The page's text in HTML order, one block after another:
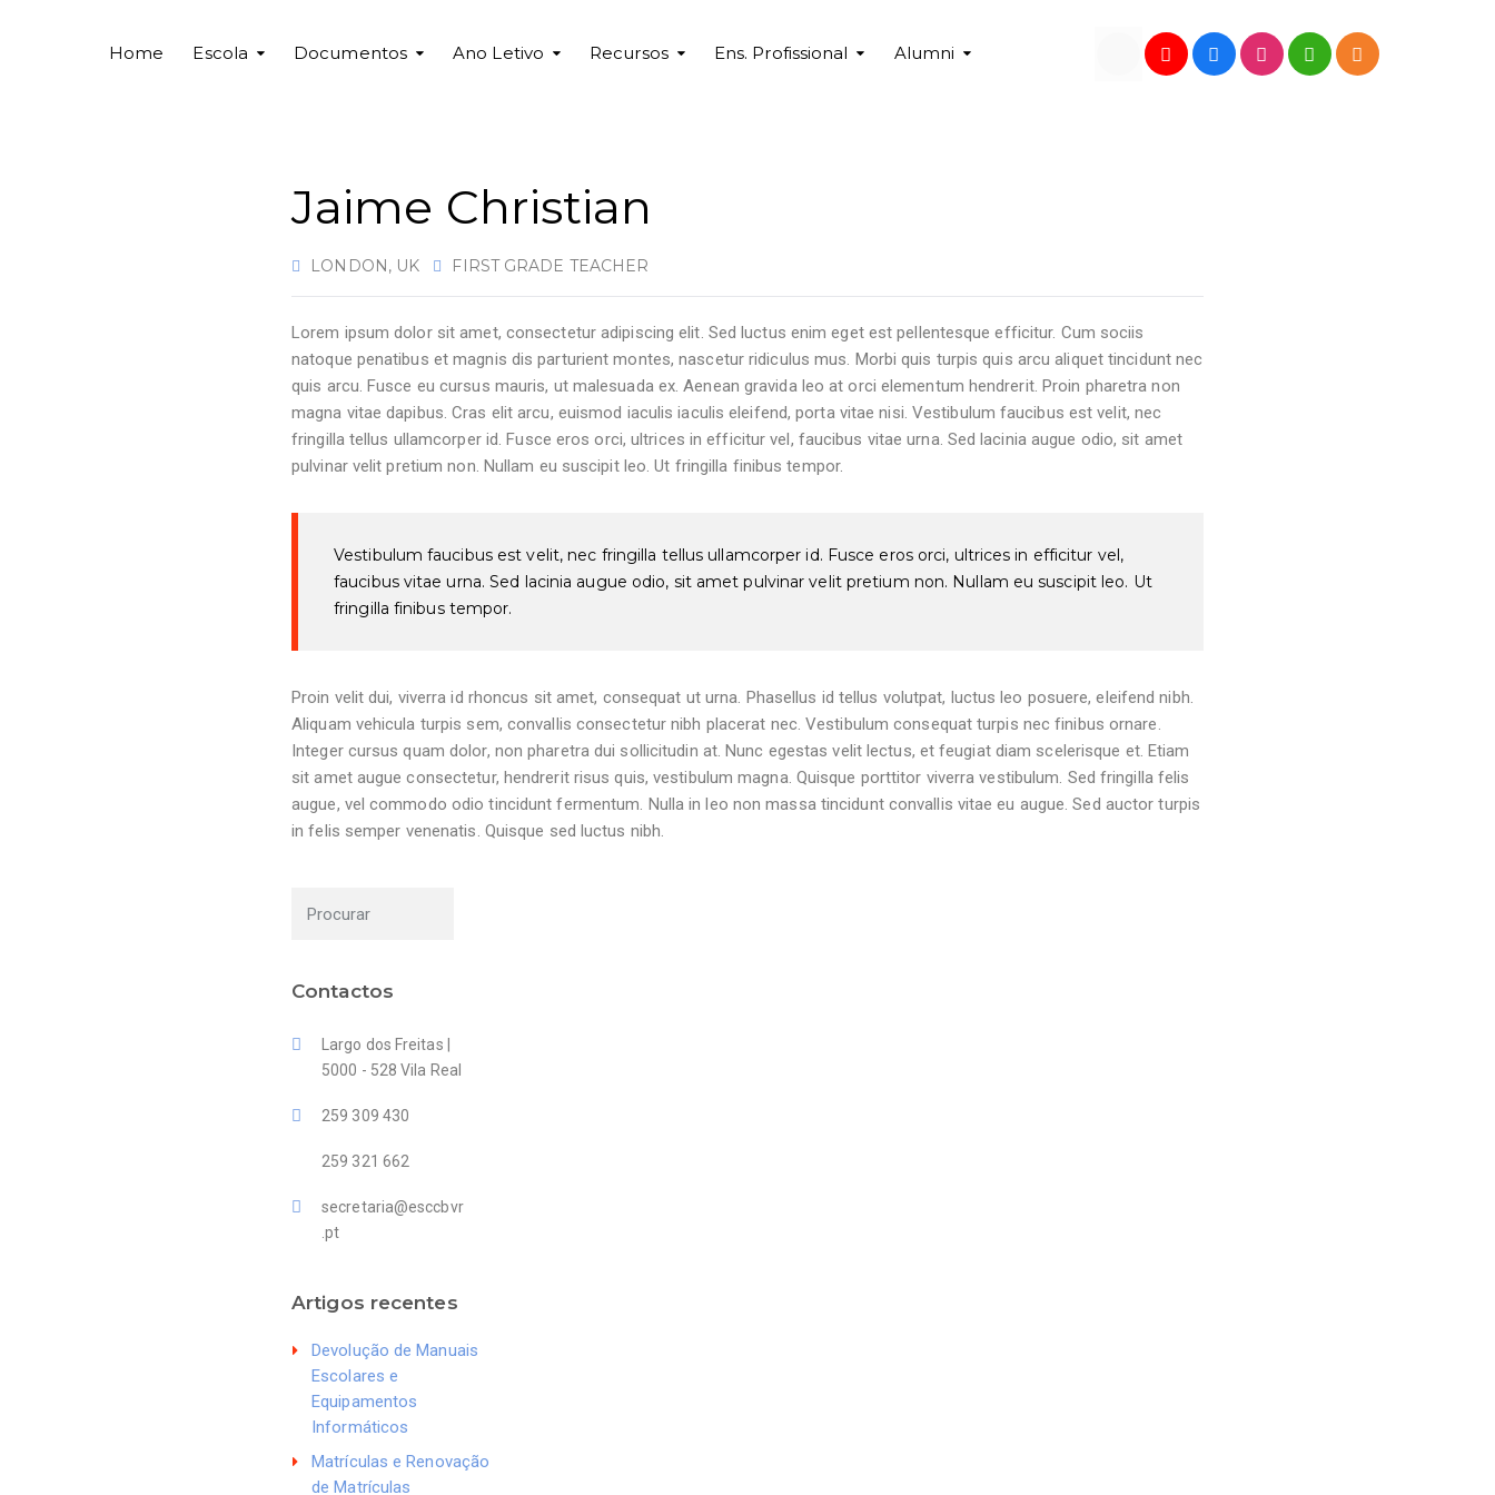
Home Escola Documentos Ano Letivo Recursos Ens. Profissional Alumni
Jaime Christian
LONDON, UK FIRST GRADE TEACHER
Lorem ipsum dolor sit amet, consectetur adipiscing elit. Sed luctus enim eget est pellentesque efficitur. Cum sociis
natoque penatibus et magnis dis parturient montes, nascetur ridiculus mus. Morbi quis turpis quis arcu aliquet tincidunt nec
quis arcu. Fusce eu cursus mauris, ut malesuada ex. Aenean gravida leo at orci elementum hendrerit. Proin pharetra non
magna vitae dapibus. Cras elit arcu, euismod iaculis iaculis eleifend, porta vitae nisi. Vestibulum faucibus est velit, nec
fringilla tellus ullamcorper id. Fusce eros orci, ultrices in efficitur vel, faucibus vitae urna. Sed lacinia augue odio, sit amet
pulvinar velit pretium non. Nullam eu suscipit leo. Ut fringilla finibus tempor.
Vestibulum faucibus est velit, nec fringilla tellus ullamcorper id. Fusce eros orci, ultrices in efficitur vel,
faucibus vitae urna. Sed lacinia augue odio, sit amet pulvinar velit pretium non. Nullam eu suscipit leo. Ut
fringilla finibus tempor.
Proin velit dui, viverra id rhoncus sit amet, consequat ut urna. Phasellus id tellus volutpat, luctus leo posuere, eleifend nibh.
Aliquam vehicula turpis sem, convallis consectetur nibh placerat nec. Vestibulum consequat turpis nec finibus ornare.
Integer cursus quam dolor, non pharetra dui sollicitudin at. Nunc egestas velit lectus, et feugiat diam scelerisque et. Etiam
sit amet augue consectetur, hendrerit risus quis, vestibulum magna. Quisque porttitor viverra vestibulum. Sed fringilla felis
augue, vel commodo odio tincidunt fermentum. Nulla in leo non massa tincidunt convallis vitae eu augue. Sed auctor turpis
in felis semper venenatis. Quisque sed luctus nibh.
Contactos
Largo dos Freitas |
5000 - 528 Vila Real
259 309 430
259 321 662
secretaria@esccbvr
.pt
Artigos recentes
Devolução de Manuais
Escolares e
Equipamentos
Informáticos
Matrículas e Renovação
de Matrículas